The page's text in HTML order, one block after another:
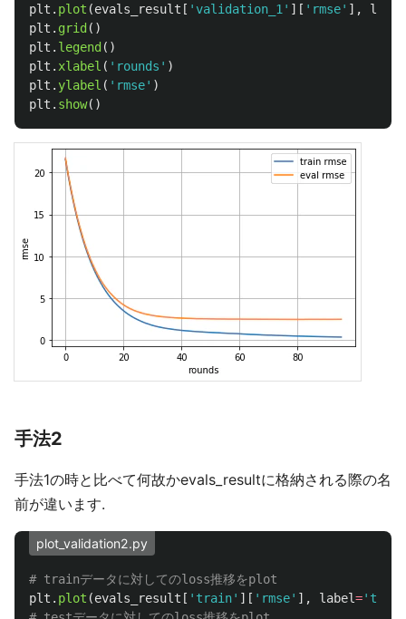
plt . plot (evals_result [ ' validation_1 ' ][ ' rmse' ],
label
plt . grid ()
plt . legend ()
plt . xlabel ( ' rounds ' )
plt . ylabel ( ' rmse' )
plt . show()
手法2
手法1の時と比べて何故かevals_resultに格納される際の名
前が違います.
plot_validation2.py
plt . plot (evals_result [ ' train' ][ ' rmse' ], label=' train